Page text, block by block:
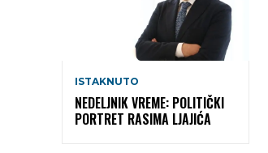
ISTAKNUTO
NEDELJNIK VREME: POLITIČKI
PORTRET RASIMA LJAJIĆA